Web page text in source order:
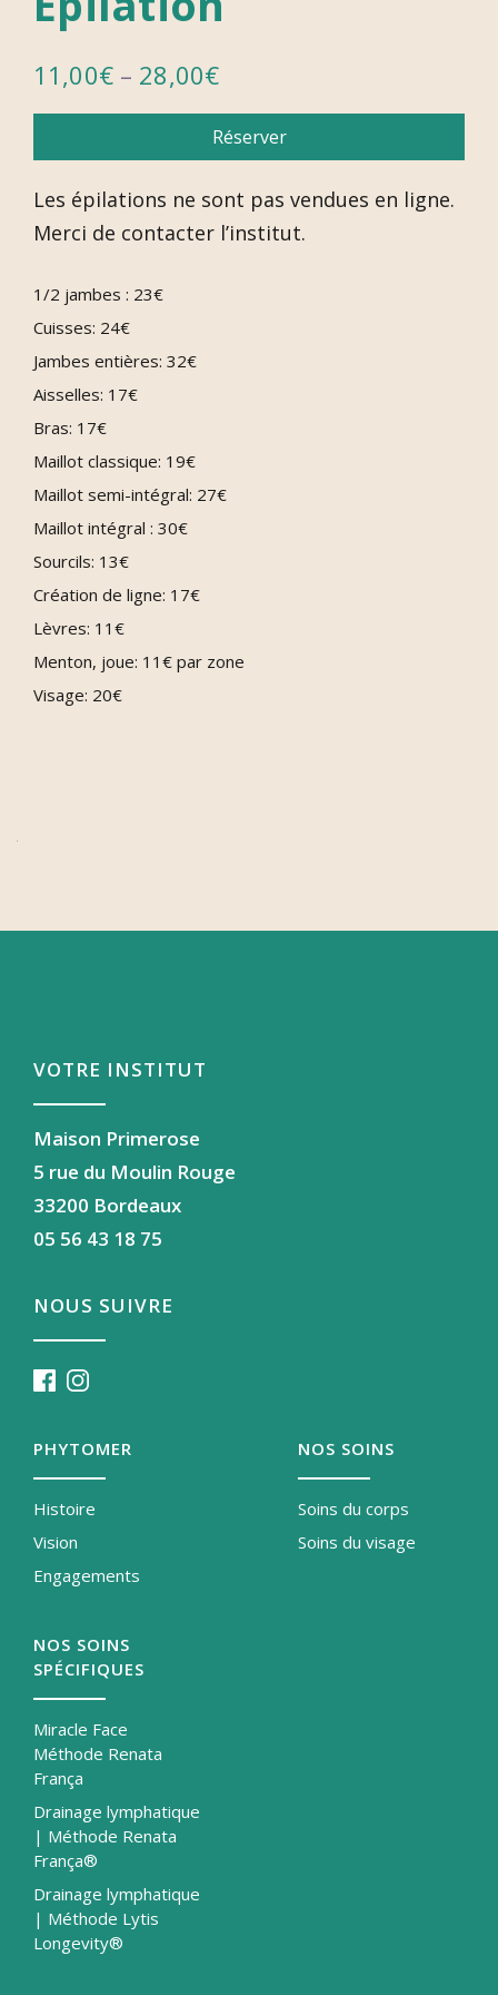
11,00€– 28,00€
Réserver
Les épilations ne sont pas vendues en ligne.
Merci de contacter l’institut.
1/2 jambes : 23€
Cuisses: 24€
Jambes entières: 32€
Aisselles: 17€
Bras: 17€
Maillot classique: 19€
Maillot semi-intégral: 27€
Maillot intégral : 30€
Sourcils: 13€
Création de ligne: 17€
Lèvres: 11€
Menton, joue: 11€ par zone
Visage: 20€
VOTRE INSTITUT
Maison Primerose
5 rue du Moulin Rouge
33200 Bordeaux
05 56 43 18 75
NOUS SUIVRE
PHYTOMER
Histoire
Vision
Engagements
NOS SOINS
Soins du corps
Soins du visage
NOS SOINS
SPÉCIFIQUES
Miracle Face
Méthode Renata
França
Drainage lymphatique
| Méthode Renata
França®
Drainage lymphatique
| Méthode Lytis
Longevity®